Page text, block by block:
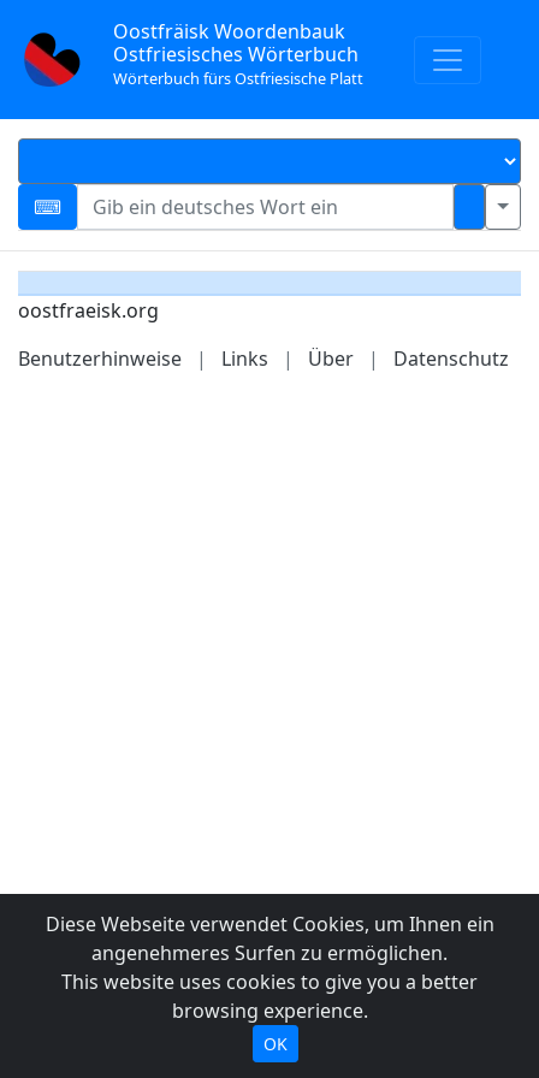
Oostfräisk Woordenbauk
Ostfriesisches Wörterbuch
Wörterbuch fürs Ostfriesische Platt
oostfraeisk.org
Benutzerhinweise
| Links | Über | Datenschutz
Diese Webseite verwendet Cookies, um Ihnen ein
angenehmeres Surfen zu ermöglichen.
This website uses cookies to give you a better
browsing experience.
OK